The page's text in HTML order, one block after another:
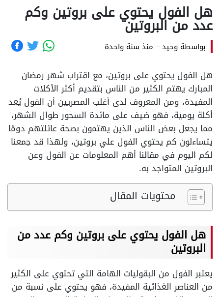
هل الفول يحتوي على بروتين وكم
عدد من البروتين
بواسطة وحيد– منذ سنة واحدة
هل الفول يحتوي على بروتين، مع اقتراب شهر رمضان
المبارك يهتم الكثير من الناس بتقديم أكثر الأكلات
المفيدة، ومن المعروف لدى أغلب المصريين أن الفول يُعد
أكلة يومية، فهو ضيف على مائدة السحور طوال الشهر،
مما يجعل بعض الناس الذين يهتمون بصحة عائلتهم دومًا
يتساءلون كم يحتوي الفول علي بروتين، ولهذا قد جمعنا
لكم اليوم في مقالنا أهم المعلومات عن الفول وعن
البروتين المتواجد به.
محتويات المقال
هل الفول يحتوي على بروتين وكم عدد من
البروتين
يعتبر الفول من البقوليات الهامة التي تحتوي على الكثير
من العناصر الغذائية المفيدة، فهو يحتوي على نسبة من